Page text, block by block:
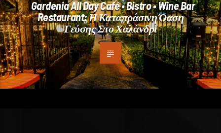
Gardenia All Day Café • Bistro • Wine Bar
Restaurant: Η Καταπράσινη Όαση
Γεύσης Στο Χαλάνδρι